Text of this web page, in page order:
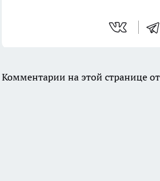
Комментарии на этой странице